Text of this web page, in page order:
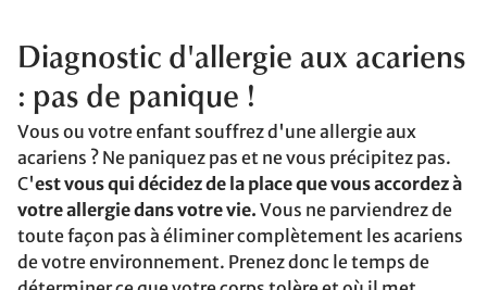
Diagnostic d'allergie aux acariens
: pas de panique !
Vous ou votre enfant souffrez d'une allergie aux
acariens ? Ne paniquez pas et ne vous précipitez pas.
C'est vous qui décidez de la place que vous accordez à
votre allergie dans votre vie. Vous ne parviendrez de
toute façon pas à éliminer complètement les acariens
de votre environnement. Prenez donc le temps de